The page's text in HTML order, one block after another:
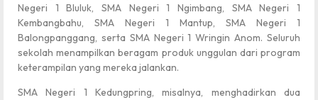
Negeri 1 Bluluk, SMA Negeri 1 Ngimbang, SMA Negeri 1
Kembangbahu, SMA Negeri 1 Mantup, SMA Negeri 1
Balongpanggang, serta SMA Negeri 1 Wringin Anom. Seluruh
sekolah menampilkan beragam produk unggulan dari program
keterampilan yang mereka jalankan.
SMA Negeri 1 Kedungpring, misalnya, menghadirkan dua